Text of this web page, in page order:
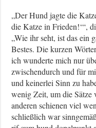
„Der Hund jagte die
die Katze in Frieden!‘“,
„Wie ihr seht, ist das ein
Bestes. Die kurzen
ich wunderte mich nur
zwischendurch und für
und keinerlei Sinn zu
wenig Zeit, um die Sätze
anderen schienen viel
schließlich war